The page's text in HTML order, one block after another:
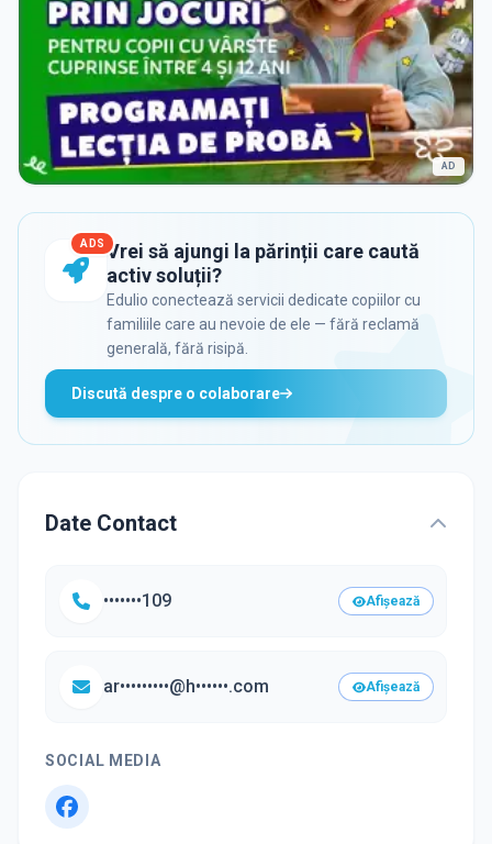
AD
ADS Vrei să ajungi la părinții care caută
activ soluții?
Edulio conectează servicii dedicate copiilor cu
familiile care au nevoie de ele — fără reclamă
generală, fără risipă.
Discută despre o colaborare
Date Contact
•••••••109 Afișează
ar•••••••••@h••••••.com Afișează
SOCIAL MEDIA